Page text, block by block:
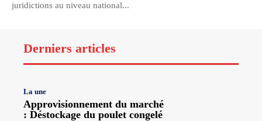
juridictions au niveau national...
Derniers articles
La une
Approvisionnement du marché
: Déstockage du poulet congelé